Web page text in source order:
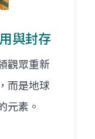
與封存
觀眾重新
而是地球
元素。